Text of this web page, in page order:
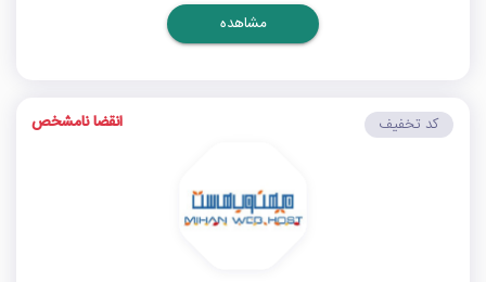
مشاهده
کد تخفیف انقضا نامشخص